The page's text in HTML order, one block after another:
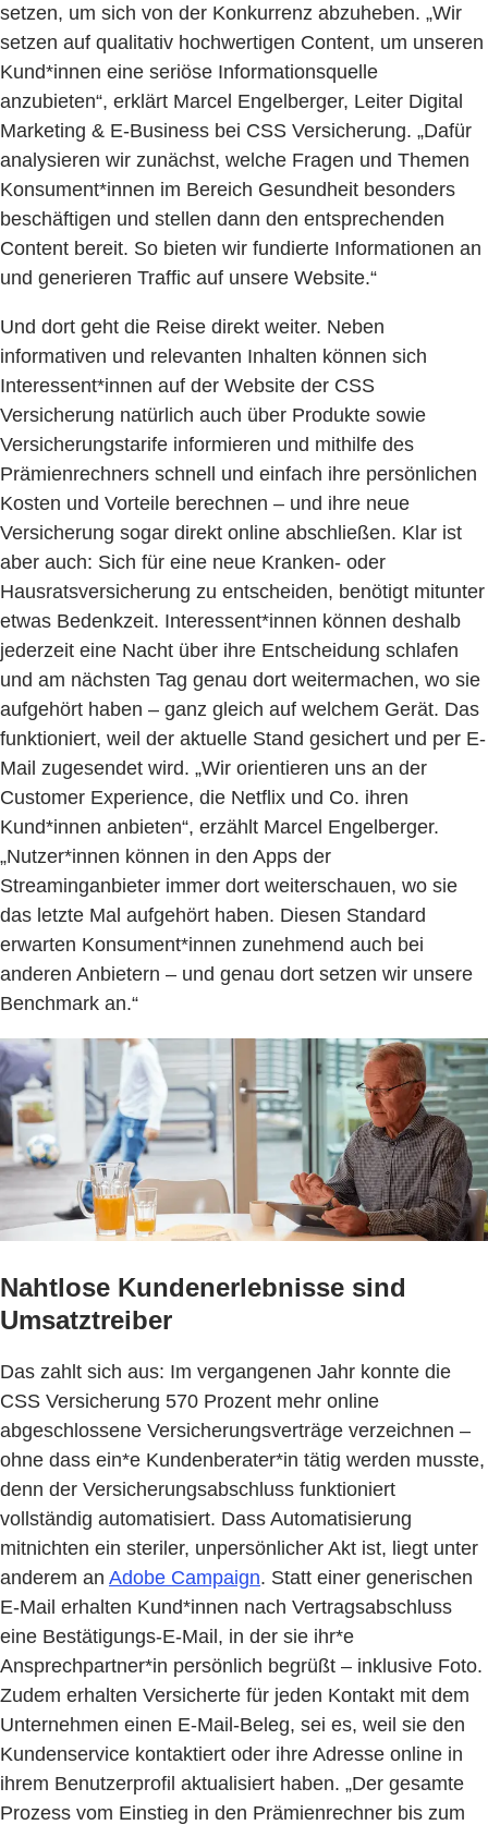
setzen, um sich von der Konkurrenz abzuheben. „Wir
setzen auf qualitativ hochwertigen Content, um unseren
Kund*innen eine seriöse Informationsquelle
anzubieten“, erklärt Marcel Engelberger, Leiter Digital
Marketing & E-Business bei CSS Versicherung. „Dafür
analysieren wir zunächst, welche Fragen und Themen
Konsument*innen im Bereich Gesundheit besonders
beschäftigen und stellen dann den entsprechenden
Content bereit. So bieten wir fundierte Informationen an
und generieren Traffic auf unsere Website.“
Und dort geht die Reise direkt weiter. Neben
informativen und relevanten Inhalten können sich
Interessent*innen auf der Website der CSS
Versicherung natürlich auch über Produkte sowie
Versicherungstarife informieren und mithilfe des
Prämienrechners schnell und einfach ihre persönlichen
Kosten und Vorteile berechnen – und ihre neue
Versicherung sogar direkt online abschließen. Klar ist
aber auch: Sich für eine neue Kranken- oder
Hausratsversicherung zu entscheiden, benötigt mitunter
etwas Bedenkzeit. Interessent*innen können deshalb
jederzeit eine Nacht über ihre Entscheidung schlafen
und am nächsten Tag genau dort weitermachen, wo sie
aufgehört haben – ganz gleich auf welchem Gerät. Das
funktioniert, weil der aktuelle Stand gesichert und per E-
Mail zugesendet wird. „Wir orientieren uns an der
Customer Experience, die Netflix und Co. ihren
Kund*innen anbieten“, erzählt Marcel Engelberger.
„Nutzer*innen können in den Apps der
Streaminganbieter immer dort weiterschauen, wo sie
das letzte Mal aufgehört haben. Diesen Standard
erwarten Konsument*innen zunehmend auch bei
anderen Anbietern – und genau dort setzen wir unsere
Benchmark an.“
Nahtlose Kundenerlebnisse sind
Umsatztreiber
Das zahlt sich aus: Im vergangenen Jahr konnte die
CSS Versicherung 570 Prozent mehr online
abgeschlossene Versicherungsverträge verzeichnen –
ohne dass ein*e Kundenberater*in tätig werden musste,
denn der Versicherungsabschluss funktioniert
vollständig automatisiert. Dass Automatisierung
mitnichten ein steriler, unpersönlicher Akt ist, liegt unter
anderem an Adobe Campaign. Statt einer generischen
E-Mail erhalten Kund*innen nach Vertragsabschluss
eine Bestätigungs-E-Mail, in der sie ihr*e
Ansprechpartner*in persönlich begrüßt – inklusive Foto.
Zudem erhalten Versicherte für jeden Kontakt mit dem
Unternehmen einen E-Mail-Beleg, sei es, weil sie den
Kundenservice kontaktiert oder ihre Adresse online in
ihrem Benutzerprofil aktualisiert haben. „Der gesamte
Prozess vom Einstieg in den Prämienrechner bis zum